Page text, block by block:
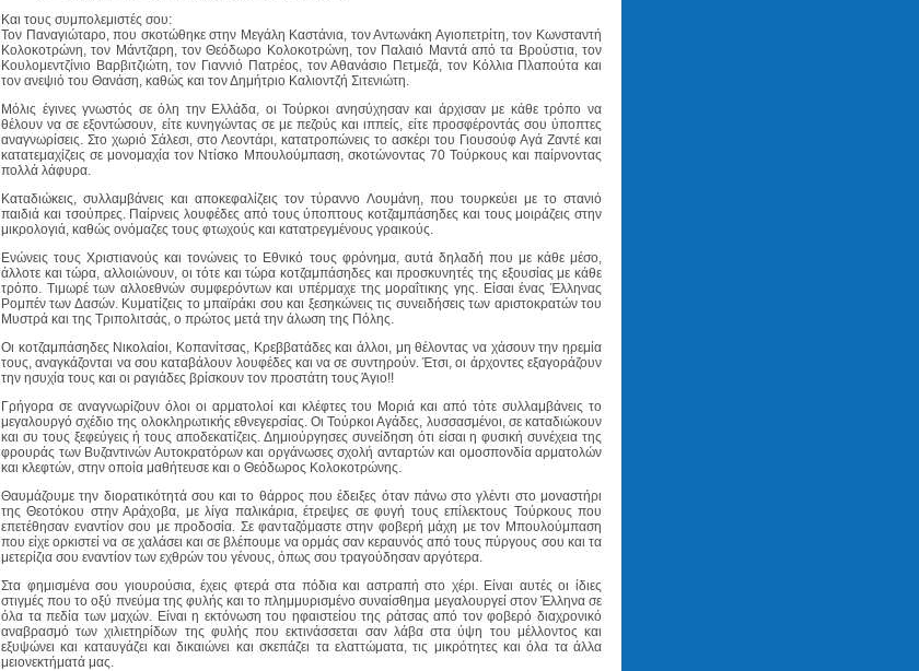
Και τους συμπολεμιστές σου:
Τον Παναγιώταρο, που σκοτώθηκε στην Μεγάλη Καστάνια, τον Αντωνάκη Αγιοπετρίτη, τον Κωνσταντή
Κολοκοτρώνη, τον Μάντζαρη, τον Θεόδωρο Κολοκοτρώνη, τον Παλαιό Μαντά από τα Βρούστια, τον
Κουλομεντζίνιο Βαρβιτζιώτη, τον Γιαννιό Πατρέος, τον Αθανάσιο Πετμεζά, τον Κόλλια Πλαπούτα και
τον ανεψιό του Θανάση, καθώς και τον Δημήτριο Καλιοντζή Σιτενιώτη.
Μόλις έγινες γνωστός σε όλη την Ελλάδα, οι Τούρκοι ανησύχησαν και άρχισαν με κάθε τρόπο να
θέλουν να σε εξοντώσουν, είτε κυνηγώντας σε με πεζούς και ιππείς, είτε προσφέροντάς σου ύποπτες
αναγνωρίσεις. Στο χωριό Σάλεσι, στο Λεοντάρι, κατατροπώνεις το ασκέρι του Γιουσούφ Αγά Ζαντέ και
κατατεμαχίζεις σε μονομαχία τον Ντίσκο Μπουλούμπαση, σκοτώνοντας 70 Τούρκους και παίρνοντας
πολλά λάφυρα.
Καταδιώκεις, συλλαμβάνεις και αποκεφαλίζεις τον τύραννο Λουμάνη, που τουρκεύει με το στανιό
παιδιά και τσούπρες. Παίρνεις λουφέδες από τους ύποπτους κοτζαμπάσηδες και τους μοιράζεις στην
μικρολογιά, καθώς ονόμαζες τους φτωχούς και κατατρεγμένους γραικούς.
Ενώνεις τους Χριστιανούς και τονώνεις το Εθνικό τους φρόνημα, αυτά δηλαδή που με κάθε μέσο,
άλλοτε και τώρα, αλλοιώνουν, οι τότε και τώρα κοτζαμπάσηδες και προσκυνητές της εξουσίας με κάθε
τρόπο. Τιμωρέ των αλλοεθνών συμφερόντων και υπέρμαχε της μοραΐτικης γης. Είσαι ένας Έλληνας
Ρομπέν των Δασών. Κυματίζεις το μπαϊράκι σου και ξεσηκώνεις τις συνειδήσεις των αριστοκρατών του
Μυστρά και της Τριπολιτσάς, ο πρώτος μετά την άλωση της Πόλης.
Οι κοτζαμπάσηδες Νικολαίοι, Κοπανίτσας, Κρεββατάδες και άλλοι, μη θέλοντας να χάσουν την ηρεμία
τους, αναγκάζονται να σου καταβάλουν λουφέδες και να σε συντηρούν. Έτσι, οι άρχοντες εξαγοράζουν
την ησυχία τους και οι ραγιάδες βρίσκουν τον προστάτη τους Άγιο!!
Γρήγορα σε αναγνωρίζουν όλοι οι αρματολοί και κλέφτες του Μοριά και από τότε συλλαμβάνεις το
μεγαλουργό σχέδιο της ολοκληρωτικής εθνεγερσίας. Οι Τούρκοι Αγάδες, λυσσασμένοι, σε καταδιώκουν
και συ τους ξεφεύγεις ή τους αποδεκατίζεις. Δημιούργησες συνείδηση ότι είσαι η φυσική συνέχεια της
φρουράς των Βυζαντινών Αυτοκρατόρων και οργάνωσες σχολή ανταρτών και ομοσπονδία αρματολών
και κλεφτών, στην οποία μαθήτευσε και ο Θεόδωρος Κολοκοτρώνης.
Θαυμάζουμε την διορατικότητά σου και το θάρρος που έδειξες όταν πάνω στο γλέντι στο μοναστήρι
της Θεοτόκου στην Αράχοβα, με λίγα παλικάρια, έτρεψες σε φυγή τους επίλεκτους Τούρκους που
επετέθησαν εναντίον σου με προδοσία. Σε φανταζόμαστε στην φοβερή μάχη με τον Μπουλούμπαση
που είχε ορκιστεί να σε χαλάσει και σε βλέπουμε να ορμάς σαν κεραυνός από τους πύργους σου και τα
μετερίζια σου εναντίον των εχθρών του γένους, όπως σου τραγούδησαν αργότερα.
Στα φημισμένα σου γιουρούσια, έχεις φτερά στα πόδια και αστραπή στο χέρι. Είναι αυτές οι ίδιες
στιγμές που το οξύ πνεύμα της φυλής και το πλημμυρισμένο συναίσθημα μεγαλουργεί στον Έλληνα σε
όλα τα πεδία των μαχών. Είναι η εκτόνωση του ηφαιστείου της ράτσας από τον φοβερό διαχρονικό
αναβρασμό των χιλιετηρίδων της φυλής που εκτινάσσεται σαν λάβα στα ύψη του μέλλοντος και
εξυψώνει και καταυγάζει και δικαιώνει και σκεπάζει τα ελαττώματα, τις μικρότητες και όλα τα άλλα
μειονεκτήματά μας.